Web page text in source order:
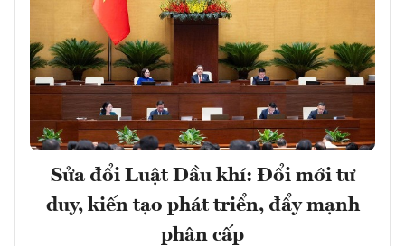
Sửa đổi Luật Dầu khí: Đổi mới tư
duy, kiến tạo phát triển, đẩy mạnh
phân cấp